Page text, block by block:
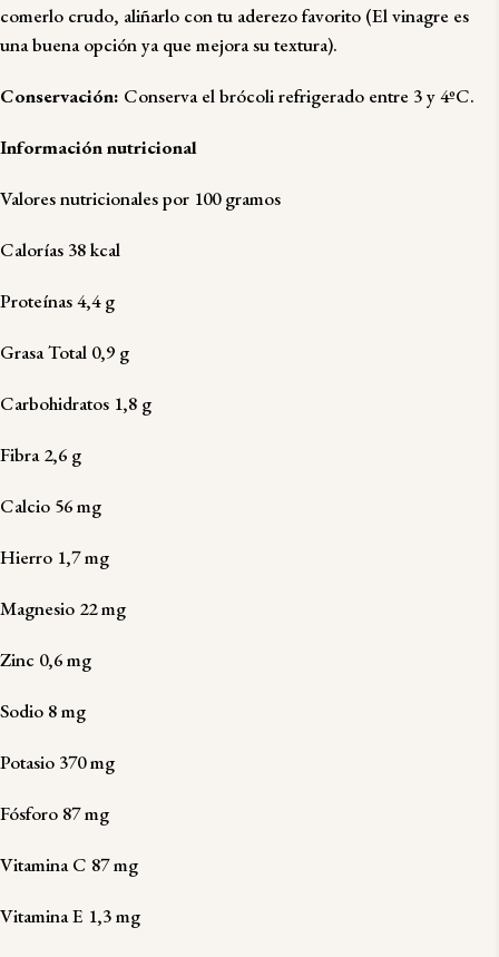
comerlo crudo, aliñarlo con tu aderezo favorito (Elvinagre es
una buena opción ya que mejora su textura).
Conservación: Conserva el brócoli refrigerado entre 3 y 4ºC.
Información nutricional
Valores nutricionales por 100 gramos
Calorías 38 kcal
Proteínas 4,4 g
Grasa Total 0,9 g
Carbohidratos 1,8 g
Fibra 2,6 g
Calcio 56 mg
Hierro 1,7 mg
Magnesio 22 mg
Zinc 0,6 mg
Sodio 8 mg
Potasio 370 mg
Fósforo 87 mg
Vitamina C 87 mg
Vitamina E 1,3 mg